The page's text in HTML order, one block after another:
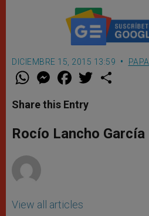
DICIEMBRE 15, 2015 13:59
W
t
s
p
p
M
e
s
e
g
e
F
a
e
b
o
k
w
r
Share this Entry
Rocío Lancho García
View all articles